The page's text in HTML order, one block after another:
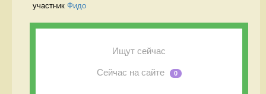
участник Фидо
Ищут сейчас
Сейчас на сайте 0